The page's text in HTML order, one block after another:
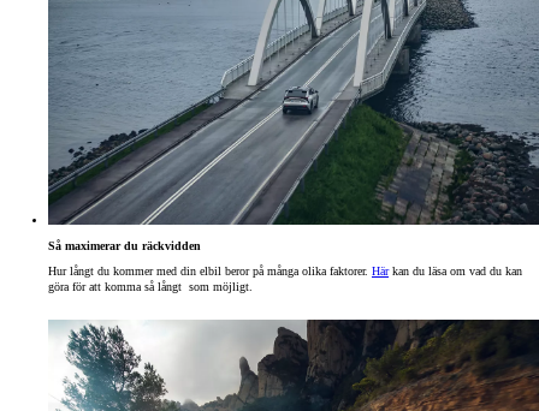
Så maximerar du räckvidden
Hur långt du kommer med din elbil beror på många olika faktorer. Härkan du läsa om vad du kan
göra för att komma så långt som möjligt.